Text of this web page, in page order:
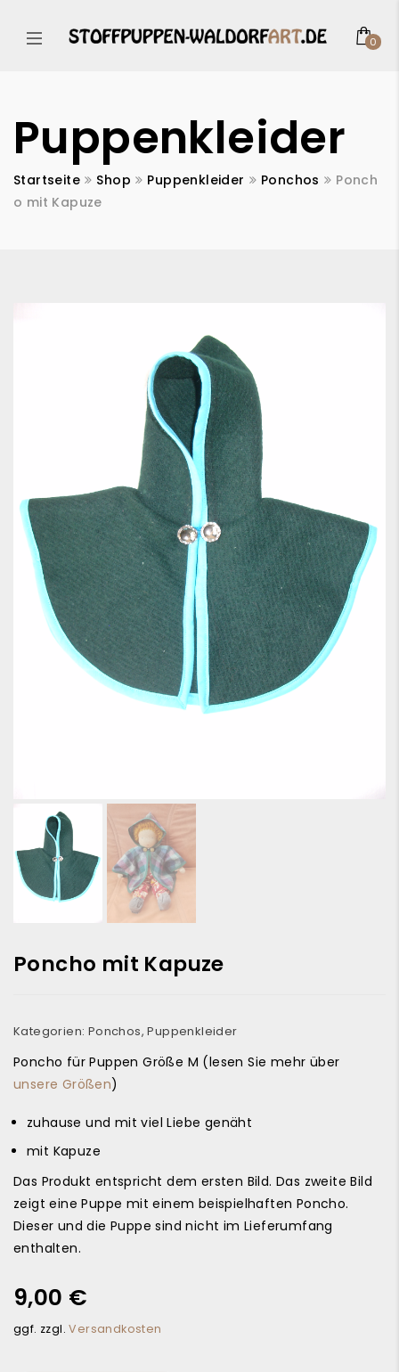
0
Puppenkleider
Startseite Shop Puppenkleider Ponchos
Ponch
o mit Kapuze
Poncho mit Kapuze
Kategorien: Ponchos,Puppenkleider
Poncho für Puppen Größe M (lesen Sie mehr über
unsere Größen)
zuhause und mit viel Liebe genäht
mit Kapuze
Das Produkt entspricht dem ersten Bild. Das zweite Bild
zeigt eine Puppe mit einem beispielhaften Poncho.
Dieser und die Puppe sind nicht im Lieferumfang
enthalten.
9,00 €
ggf. zzgl.Versandkosten